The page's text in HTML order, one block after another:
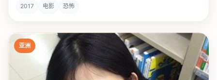
2017 电影 恐怖
亚洲